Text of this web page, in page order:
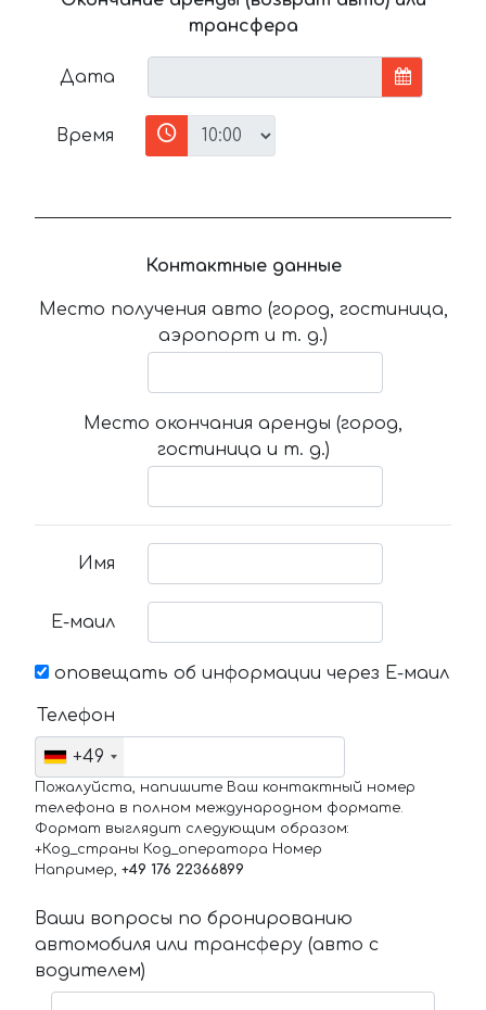
трансфера
Дата
Время
Контактные данные
Место получения авто (город, гостиница,
аэропорт и т. д.)
Место окончания аренды (город,
гостиница и т. д.)
Имя
Е-маил
оповещать об информации через Е-маил
Телефон
+49
Пожалуйста, напишите Ваш контактный номер
телефона в полном международном формате.
Формат выглядит следующим образом:
+Код_страны Код_оператора Номер
Например, +49 176 22366899
Ваши вопросы по бронированию
автомобиля или трансферу (авто с
водителем)